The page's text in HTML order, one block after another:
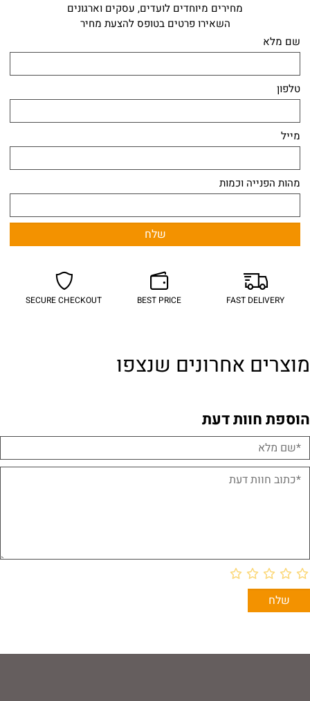
מחירים מיוחדים לועדים, עסקים וארגונים
השאירו פרטים בטופס להצעת מחיר
שם מלא
טלפון
מייל
מהות הפנייה וכמות
FAST DELIVERY
BEST PRICE
SECURE CHECKOUT
מוצרים אחרונים שנצפו
הוספת חוות דעת